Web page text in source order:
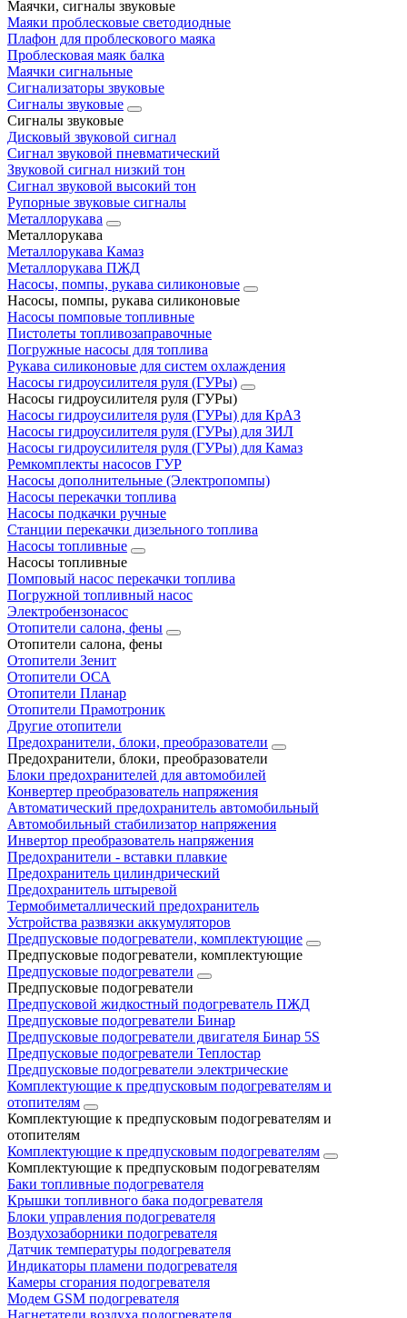
Маячки, сигналы звуковые
Маяки проблесковые светодиодные
Плафон для проблескового маяка
Проблесковая маяк балка
Маячки сигнальные
Сигнализаторы звуковые
Сигналы звуковые
Сигналы звуковые
Дисковый звуковой сигнал
Сигнал звуковой пневматический
Звуковой сигнал низкий тон
Сигнал звуковой высокий тон
Рупорные звуковые сигналы
Металлорукава
Металлорукава
Металлорукава Камаз
Металлорукава ПЖД
Насосы, помпы, рукава силиконовые
Насосы, помпы, рукава силиконовые
Насосы помповые топливные
Пистолеты топливозаправочные
Погружные насосы для топлива
Рукава силиконовые для систем охлаждения
Насосы гидроусилителя руля (ГУРы)
Насосы гидроусилителя руля (ГУРы)
Насосы гидроусилителя руля (ГУРы) для КрАЗ
Насосы гидроусилителя руля (ГУРы) для ЗИЛ
Насосы гидроусилителя руля (ГУРы) для Камаз
Ремкомплекты насосов ГУР
Насосы дополнительные (Электропомпы)
Насосы перекачки топлива
Насосы подкачки ручные
Станции перекачки дизельного топлива
Насосы топливные
Насосы топливные
Помповый насос перекачки топлива
Погружной топливный насос
Электробензонасос
Отопители салона, фены
Отопители салона, фены
Отопители Зенит
Отопители ОСА
Отопители Планар
Отопители Прамотроник
Другие отопители
Предохранители, блоки, преобразователи
Предохранители, блоки, преобразователи
Блоки предохранителей для автомобилей
Конвертер преобразователь напряжения
Автоматический предохранитель автомобильный
Автомобильный стабилизатор напряжения
Инвертор преобразователь напряжения
Предохранители - вставки плавкие
Предохранитель цилиндрический
Предохранитель штыревой
Термобиметаллический предохранитель
Устройства развязки аккумуляторов
Предпусковые подогреватели, комплектующие
Предпусковые подогреватели, комплектующие
Предпусковые подогреватели
Предпусковые подогреватели
Предпусковой жидкостный подогреватель ПЖД
Предпусковые подогреватели Бинар
Предпусковые подогреватели двигателя Бинар 5S
Предпусковые подогреватели Теплостар
Предпусковые подогреватели электрические
Комплектующие к предпусковым подогревателям и
отопителям
Комплектующие к предпусковым подогревателям и
отопителям
Комплектующие к предпусковым подогревателям
Комплектующие к предпусковым подогревателям
Баки топливные подогревателя
Крышки топливного бака подогревателя
Блоки управления подогревателя
Воздухозаборники подогревателя
Датчик температуры подогревателя
Индикаторы пламени подогревателя
Камеры сгорания подогревателя
Модем GSM подогревателя